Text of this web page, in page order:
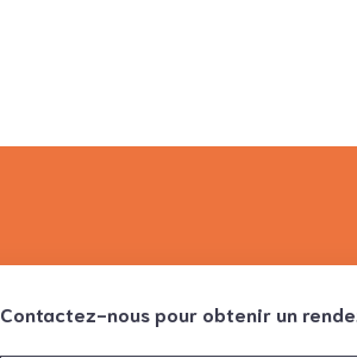
Contactez-nous pour obtenir un